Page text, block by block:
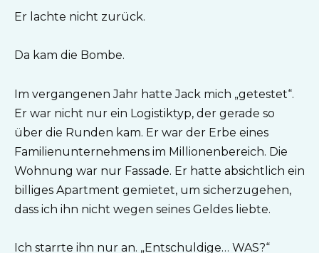
Er lachte nicht zurück.
Da kam die Bombe.
Im vergangenen Jahr hatte Jack mich „getestet“.
Er war nicht nur ein Logistiktyp, der gerade so
über die Runden kam. Er war der Erbe eines
Familienunternehmens im Millionenbereich. Die
Wohnung war nur Fassade. Er hatte absichtlich ein
billiges Apartment gemietet, um sicherzugehen,
dass ich ihn nicht wegen seines Geldes liebte.
Ich starrte ihn nur an. „Entschuldige… WAS?“